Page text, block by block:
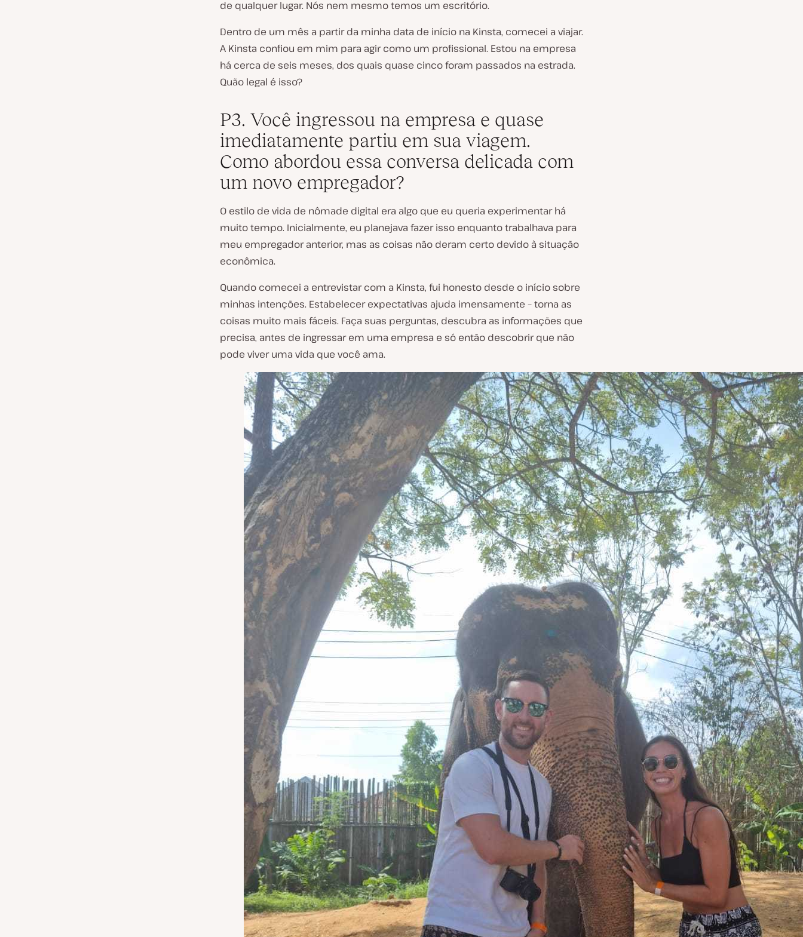
de qualquer lugar. Nós nem mesmo temos um escritório.
Dentro de um mês a partir da minha data de início na Kinsta, comecei a viajar.
A Kinsta confiou em mim para agir como um profissional. Estou na empresa
há cerca de seis meses, dos quais quase cinco foram passados na estrada.
Quão legal é isso?
P3. Você ingressou na empresa e quase
imediatamente partiu em sua viagem.
Como abordou essa conversa delicada com
um novo empregador?
O estilo de vida de nômade digital era algo que eu queria experimentar há
muito tempo. Inicialmente, eu planejava fazer isso enquanto trabalhava para
meu empregador anterior, mas as coisas não deram certo devido à situação
econômica.
Quando comecei a entrevistar com a Kinsta, fui honesto desde o início sobre
minhas intenções. Estabelecer expectativas ajuda imensamente – torna as
coisas muito mais fáceis. Faça suas perguntas, descubra as informações que
precisa, antes de ingressar em uma empresa e só então descobrir que não
pode viver uma vida que você ama.